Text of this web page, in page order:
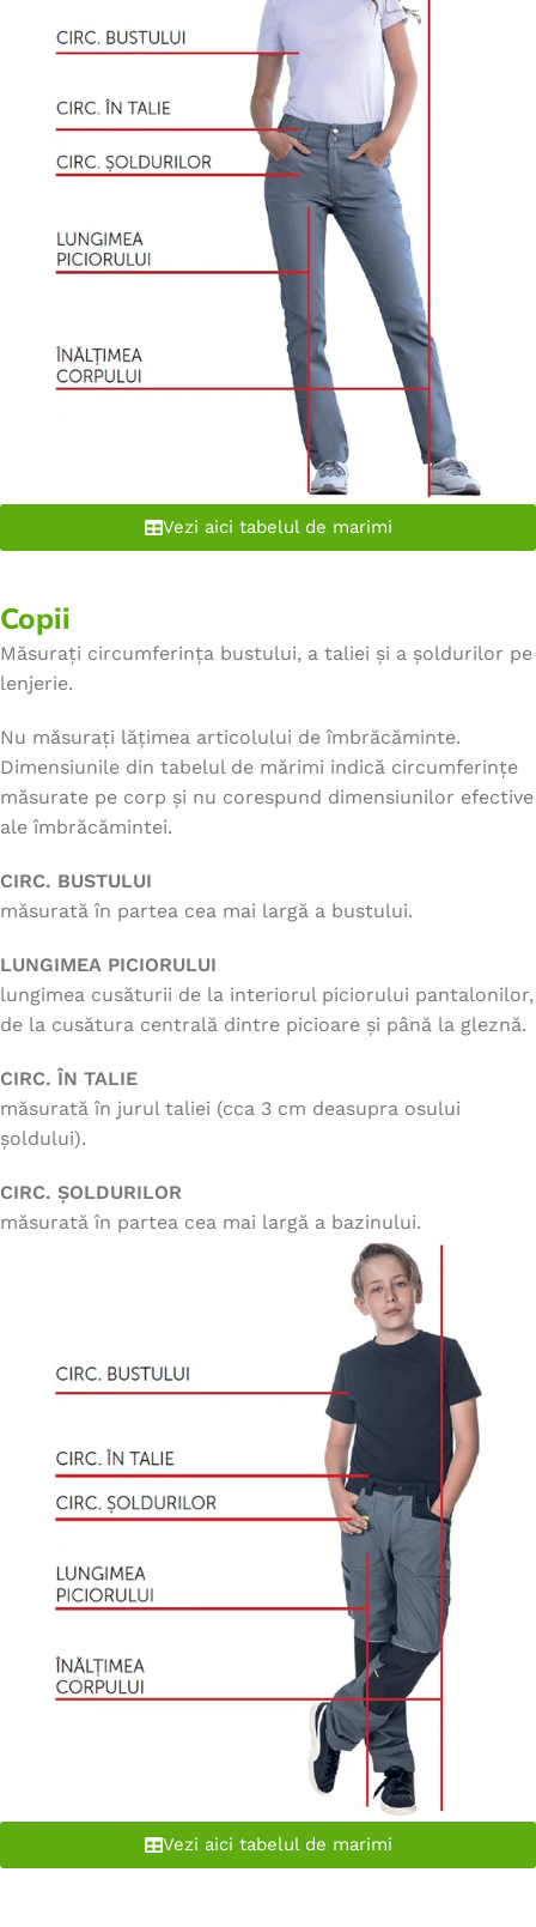
Vezi aici tabelul de marimi
Copii
Măsurați circumferința bustului, a taliei și a șoldurilor pe
lenjerie.
Nu măsurați lățimea articolului de îmbrăcăminte.
Dimensiunile din tabelul de mărimi indică circumferințe
măsurate pe corp și nu corespund dimensiunilor efective
ale îmbrăcămintei.
CIRC. BUSTULUI
măsurată în partea cea mai largă a bustului.
LUNGIMEA PICIORULUI
lungimea cusăturii de la interiorul piciorului pantalonilor,
de la cusătura centrală dintre picioare și până la gleznă.
CIRC. ÎN TALIE
măsurată în jurul taliei (cca 3 cm deasupra osului
șoldului).
CIRC. ȘOLDURILOR
măsurată în partea cea mai largă a bazinului.
Vezi aici tabelul de marimi